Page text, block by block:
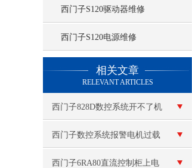
西门子S120驱动器维修
西门子S120电源维修
相关文章
RELEVANT ARTICLES
西门子828D数控系统开不了机
维修
西门子数控系统报警电机过载
维修
西门子6RA80直流控制柜上电